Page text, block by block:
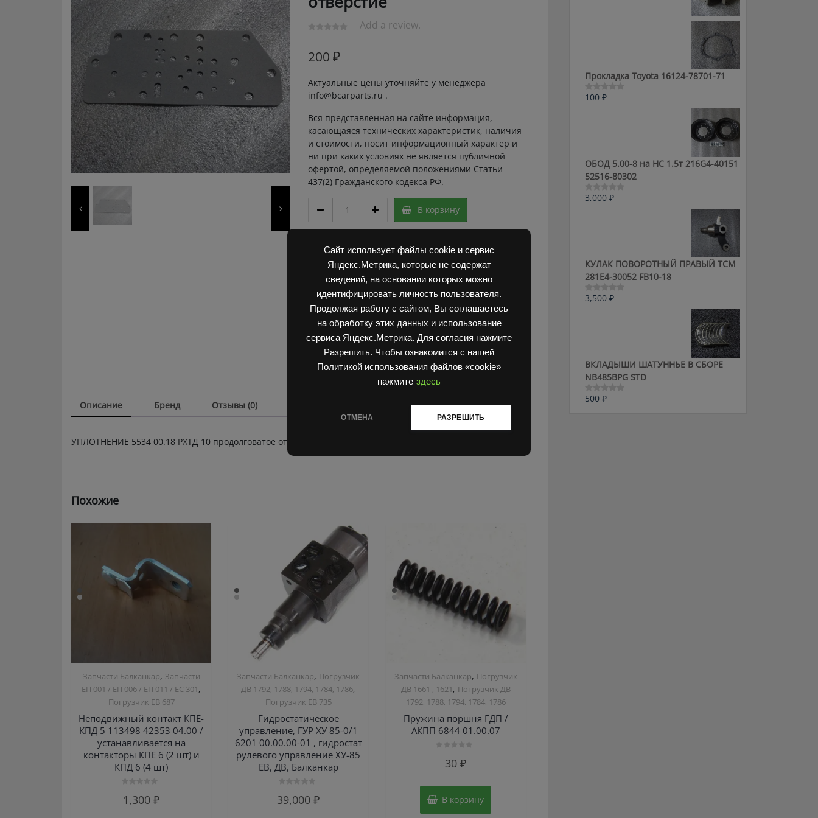
Сайт использует файлы cookie и сервис
Яндекс.Метрика, которые не содержат
сведений, на основании которых можно
идентифицировать личность пользователя.
Продолжая работу с сайтом, Вы соглашаетесь
на обработку этих данных и использование
сервиса Яндекс.Метрика. Для согласия нажмите
Разрешить. Чтобы ознакомится с нашей
Политикой использования файлов «cookie»
нажмите здесь
ОТМЕНА РАЗРЕШИТЬ
Add a review.
200 ₽
Актуальные цены уточняйте у менеджера
info@bcarparts.ru .
Вся представленная на сайте информация,
касающаяся технических характеристик, наличия
и стоимости, носит информационный характер и
ни при каких условиях не является публичной
офертой, определяемой положениями Статьи
437(2) Гражданского кодекса РФ.
5534
00.18
10
продолговатое
отверстие
quantity
В корзину
Артикул:
2K11550 Super
Запчасти Балканкар
Погрузчик ДВ
1792, 1788, 1794, 1784, 1786
Описание Бренд Отзывы (0)
УПЛОТНЕНИЕ 5534 00.18 РХТД 10 продолговатое отверстие
Похожие
Запчасти Балканкар, Запчасти
ЕП 001 / ЕП 006 / ЕП 011 / ЕС 301,
Погрузчик ЕВ 687
Неподвижный контакт КПЕ-
КПД 5 113498 42353 04.00 /
устанавливается на
контакторы КПЕ 6 (2 шт) и
КПД 6 (4 шт)
01,300 ₽
Запчасти Балканкар, Погрузчик
ДВ 1792, 1788, 1794, 1784, 1786,
Погрузчик ЕВ 735
Гидростатическое
управление, ГУР ХУ 85-0/1
6201 00.00.00-01 , гидростат
рулевого управление ХУ-85
ЕВ, ДВ, Балканкар
0
39,000₽
Запчасти Балканкар, Погрузчик
ДВ 1661 , 1621, Погрузчик ДВ
1792, 1788, 1794, 1784, 1786
Пружина поршня ГДП /
АКПП 6844 01.00.07
30₽
В корзину
Прокладка Toyota 16124-78701-71
Оценка
100 ₽
ОБОД 5.00-8 на HC 1.5т 216G4-40151
52516-80302
Оценка
3,000 ₽
КУЛАК ПОВОРОТНЫЙ ПРАВЫЙ ТСМ
281E4-30052 FB10-18
Оценка
3,500 ₽
ВКЛАДЫШИ ШАТУННЬЕ В СБОРЕ
NB485BPG STD
Оценка
500 ₽